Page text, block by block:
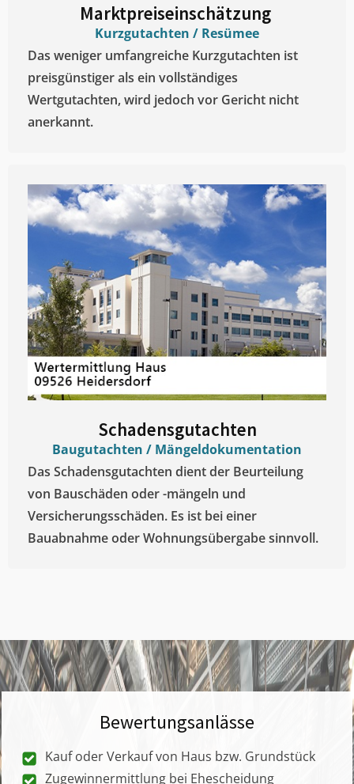
Marktpreiseinschätzung ​
Kurzgutachten / Resümee
Das weniger umfangreiche Kurzgutachten ist
preisgünstiger als ein vollständiges
Wertgutachten, wird jedoch vor Gericht nicht
anerkannt.
Schadensgutachten
Baugutachten / Mängeldokumentation
Das Schadensgutachten dient der Beurteilung
von Bauschäden oder -mängeln und
Versicherungsschäden. Es ist bei einer
Bauabnahme oder Wohnungsübergabe sinnvoll.
Bewertungsanlässe
Kauf oder Verkauf von Haus bzw. Grundstück
Zugewinnermittlung bei Ehescheidung